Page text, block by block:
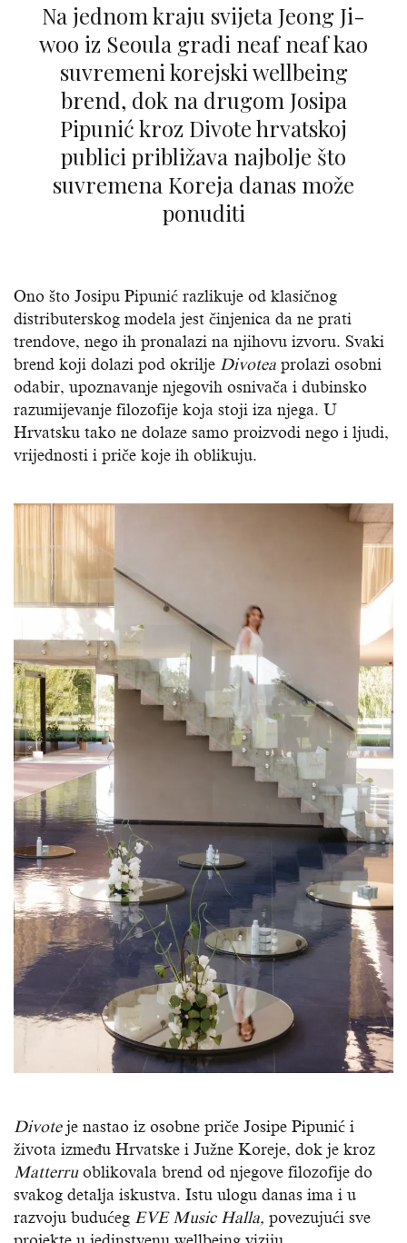
Na jednom kraju svijeta Jeong Ji-
woo iz Seoula gradi neaf neaf kao
suvremeni korejski wellbeing
brend, dok na drugom Josipa
Pipunić kroz Divote hrvatskoj
publici približava najbolje što
suvremena Koreja danas može
ponuditi
Ono što Josipu Pipunić razlikuje od klasičnog
distributerskog modela jest činjenica da ne prati
trendove, nego ih pronalazi na njihovu izvoru. Svaki
brend koji dolazi pod okrilje Divotea prolazi osobni
odabir, upoznavanje njegovih osnivača i dubinsko
razumijevanje filozofije koja stoji iza njega. U
Hrvatsku tako ne dolaze samo proizvodi nego i ljudi,
vrijednosti i priče koje ih oblikuju.
Divoteje nastao iz osobne priče Josipe Pipunić i
života između Hrvatske i Južne Koreje, dok je kroz
Matterruoblikovala brend od njegove filozofije do
svakog detalja iskustva. Istu ulogu danas ima i u
razvoju budućeg EVE Music Halla, povezujući sve